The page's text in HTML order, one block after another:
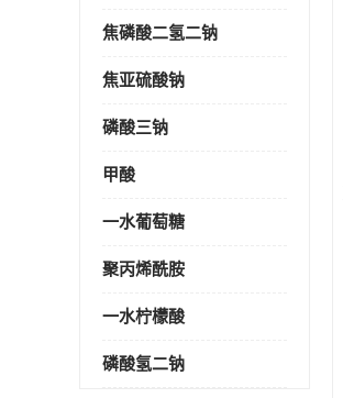
焦磷酸二氢二钠
焦亚硫酸钠
磷酸三钠
甲酸
一水葡萄糖
聚丙烯酰胺
一水柠檬酸
磷酸氢二钠